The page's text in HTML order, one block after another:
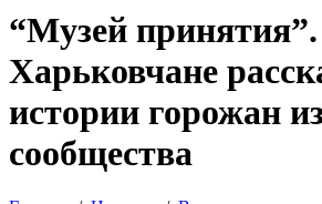
“Музей принятия”.
Харьковчане
истории горожан
сообщества